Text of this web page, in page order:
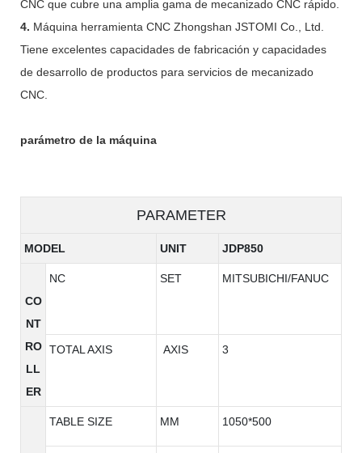
CNC que cubre una amplia gama de mecanizado CNC rápido.
4. Máquina herramienta CNC Zhongshan JSTOMI Co., Ltd.
Tiene excelentes capacidades de fabricación y capacidades
de desarrollo de productos para servicios de mecanizado
CNC.
parámetro de la máquina
PARAMETER
MODEL UNIT JDP850
CO
NT
RO
LL
ER
NC SET MITSUBICHI/FANUC
TOTAL AXIS AXIS 3
TABLE SIZE MM 1050*500